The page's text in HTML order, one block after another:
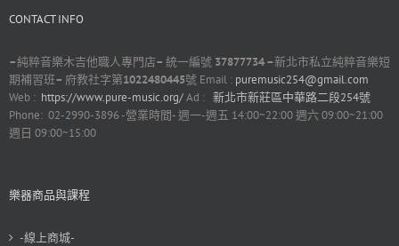
CONTACT INFO
–純粹音樂木吉他職人專門店– 統一編號 37877734 –新北市私立純粹音樂短
期補習班– 府教社字第1022480445號 Email : puremusic254@gmail.com
Web : https://www.pure-music.org/Ad : 新北市新莊區中華路二段254號
Phone: 02-2990-3896 -營業時間- 週一-週五 14:00~22:00 週六 09:00~21:00
週日 09:00~15:00
樂器商品與課程
-線上商城-